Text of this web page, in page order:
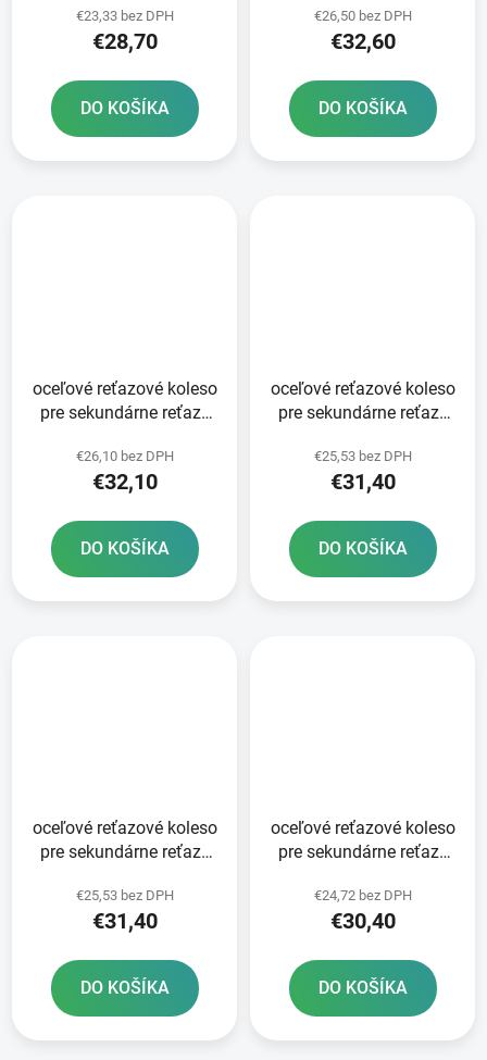
zubov
€23,33 bez DPH
€28,70
DO KOŠÍKA
zubov
€26,50 bez DPH
€32,60
DO KOŠÍKA
oceľové reťazové koleso
pre sekundárne reťaze
€26,10 bez DPH
€32,10
DO KOŠÍKA
oceľové reťazové koleso
pre sekundárne reťaze
zubov
€25,53 bez DPH
€31,40
DO KOŠÍKA
oceľové reťazové koleso
pre sekundárne reťaze
zubov
€25,53 bez DPH
€31,40
DO KOŠÍKA
oceľové reťazové koleso
pre sekundárne reťaze
zubov
€24,72 bez DPH
€30,40
DO KOŠÍKA